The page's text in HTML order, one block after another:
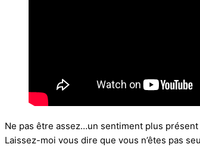
Ne pas être assez…un sentiment plus
Laissez-moi vous dire que vous n’êtes pas